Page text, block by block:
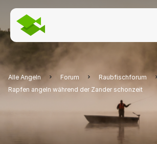
Alle Angeln Forum
Raubfischforum
Rapfen angeln während der Zander schonzeit